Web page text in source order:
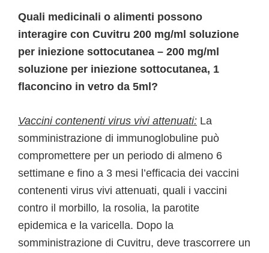
Quali medicinali o alimenti possono
interagire con Cuvitru 200 mg/ml soluzione
per iniezione sottocutanea – 200 mg/ml
soluzione per iniezione sottocutanea, 1
flaconcino in vetro da 5ml?
Vaccini contenenti virus vivi attenuati: La
somministrazione di immunoglobuline può
compromettere per un periodo di almeno 6
settimane e fino a 3 mesi l’efficacia dei vaccini
contenenti virus vivi attenuati, quali i vaccini
contro il morbillo, la rosolia, la parotite
epidemica e la varicella. Dopo la
somministrazione di Cuvitru, deve trascorrere un